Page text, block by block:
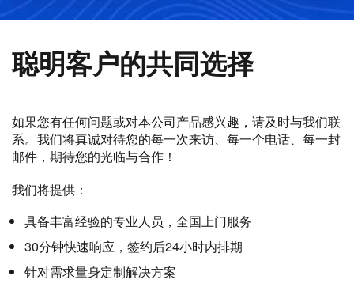
聪明客户的共同选择
如果您有任何问题或对本公司产品感兴趣，请及时与我们联
系。我们将真诚对待您的每一次来访、每一个电话、每一封
邮件，期待您的光临与合作！
我们将提供：
具备丰富经验的专业人员，全国上门服务
30分钟快速响应，签约后24小时内排期
针对需求量身定制解决方案